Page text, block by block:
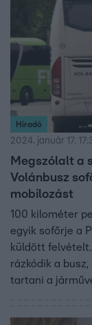
Híradó
2024. január 17.
Megszólalt a
Volánbusz
mobilozást
100 kilométer
egyik sofőrje a
küldött
rázkódik a
tartani a